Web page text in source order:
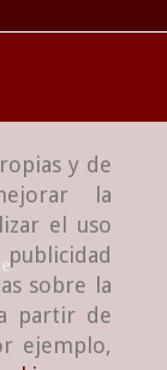
y de
la
el uso
sobre la
partir de
ejemplo,